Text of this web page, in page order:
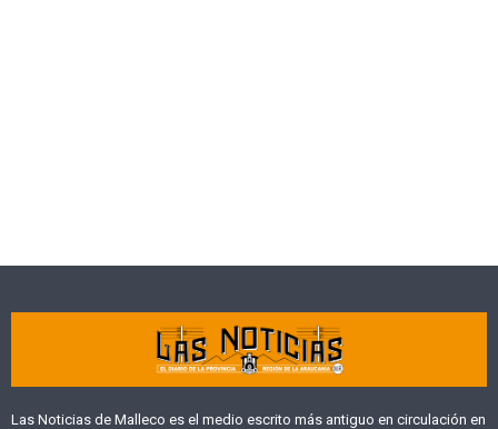
Las Noticias de Malleco es el medio escrito más antiguo en circulación en